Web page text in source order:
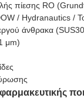
πίεσης RO
/ Hydranautics /
άνθρακα
μm)